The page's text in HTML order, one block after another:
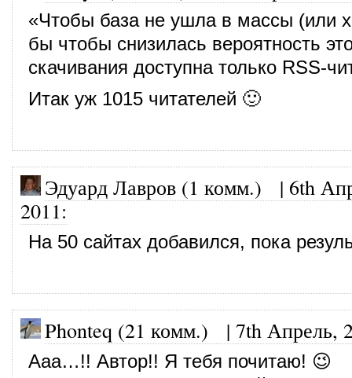
«Чтобы база не ушла в массы (или
бы чтобы снизилась вероятность
скачивания доступна только RSS-
Итак уж 1015 читателей 🙂
Эдуард Лавров (1 комм.) | 6th
2011:
На 50 сайтах добавился, пока
Phonteq (21 комм.) | 7th Апрель,
Ааа…!! Автор!! Я тебя почитаю! 😉